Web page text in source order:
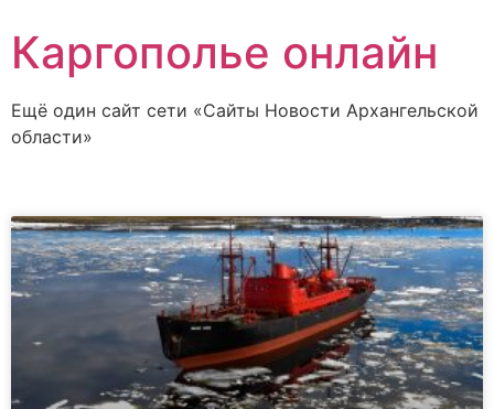
Каргополье онлайн
Ещё один сайт сети «Сайты Новости Архангельской
области»